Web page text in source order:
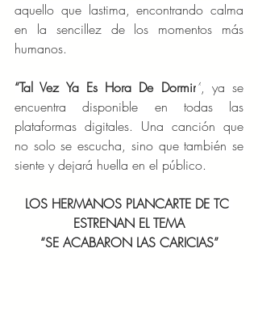
aquello que lastima, encontrando calma
en la sencillez de los momentos más
humanos.
“Tal Vez Ya Es Hora De Dormir”, ya se
encuentra disponible en todas las
plataformas digitales. Una canción que
no solo se escucha, sino que también se
siente y dejará huella en el público.
LOS HERMANOS PLANCARTE DE TC
ESTRENAN EL TEMA
“SE ACABARON LAS CARICIAS”